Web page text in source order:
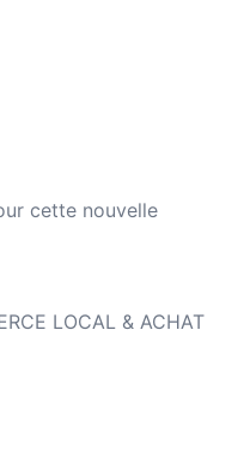
cette nouvelle
LOCAL & ACHAT